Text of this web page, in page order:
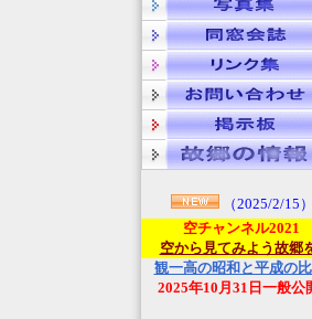
（2025/2/15）
空チャンネル2021
空から見てみよう故郷
観一高の昭和と平成の
2025年10月31日一般公